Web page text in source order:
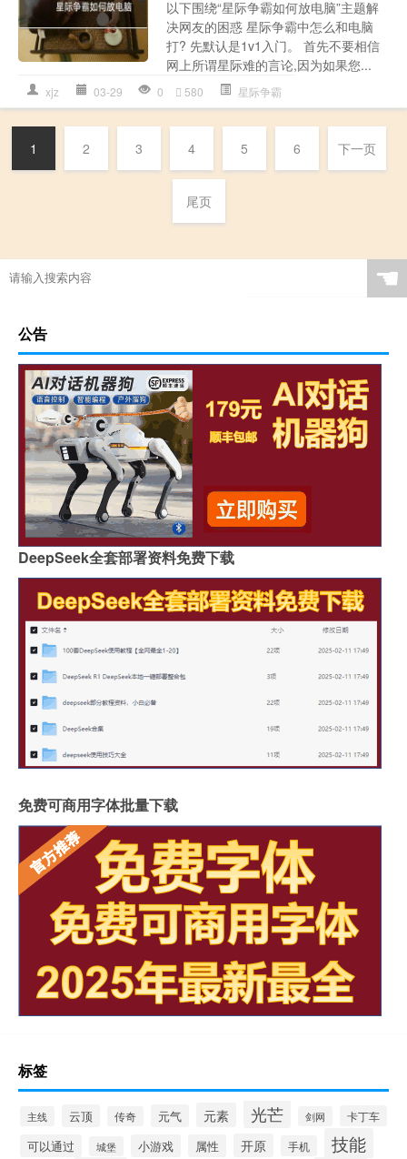
以下围绕“星际争霸如何放电脑”主题解
决网友的困惑 星际争霸中怎么和电脑
打? 先默认是1v1入门。 首先不要相信
网上所谓星际难的言论,因为如果您...
xjz 03-29 0 580 星际争霸
1 2 3 4 5 6 下一页
尾页
☚
公告
DeepSeek全套部署资料免费下载
免费可商用字体批量下载
标签
主线 云顶 传奇 元气 元素 光芒 剑网 卡丁车
可以通过 城堡 小游戏 属性 开原 手机 技能